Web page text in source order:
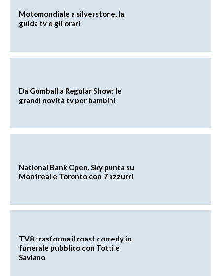
Motomondiale a silverstone, la
guida tv e gli orari
Da Gumball a Regular Show: le
grandi novità tv per bambini
National Bank Open, Sky punta su
Montreal e Toronto con 7 azzurri
TV8 trasforma il roast comedy in
funerale pubblico con Totti e
Saviano